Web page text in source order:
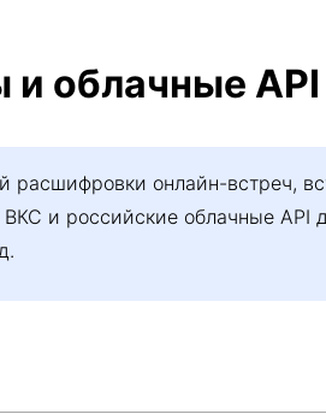
и облачные API
расшифровки онлайн-встреч,
и российские облачные API